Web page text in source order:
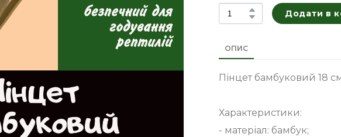
Додати в
ОПИС
Пінцет бамбуковий 18
Характеристики:
- матеріал: бамбук;